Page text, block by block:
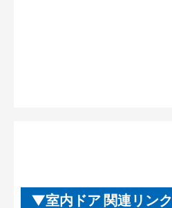
室内ドア 関連リンク